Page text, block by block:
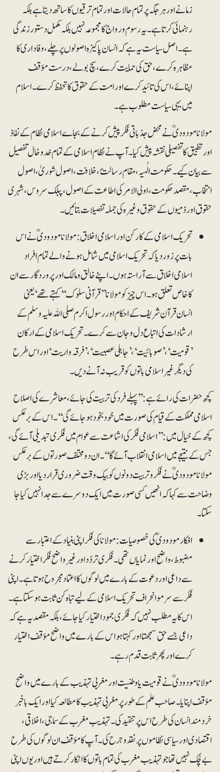
زمانے اور ہر جگہ پر تمام حالات اور تمام ترقیوں کاساتھ دیتا ہے بلکہ
رہنمائی کرتا ہے۔ یہ رسوم و رواج کا مجموعہ نہیں بلکہ مکمل دستور زندگی
ہے۔ اصل سیاست یہ ہے کہ انسان پاکیزہ اصولوں پر چلے، وفاداری کا
مظاہرہ کرے، حق کی حمایت کرے، سچ بولے، درست مؤقف
اپنائے، اس کی تائید کرے اور امت کے حقوق کا تحفظ کرے۔ اسلام
میں یہی سیاست مطلوب ہے۔
مولانا مودودیؒ نے محض جذباتی فکر پیش کرنے کے بجاے اسلامی نظام کے نفاذ
اور تطبیق کا تفصیلی نقشہ پیش کیا۔ آپ نے نظام اسلامی کے تمام خدوخال تفصیل
سے بیان کیے۔ حکومت الٰہیہ، مقام رسالتؐ، خلافت، اصول شوریٰ، اصول
انتخاب، مقصد حکومت، اولی الامر کی اطاعت کے اصول، پبلک سروس، شہری
حقوق اور ذمیوں کے حقوق وغیرہ کی جملہ تفصیلات بتائیں۔
تحریک اسلامی کے کارکن اور اسلامی اخلاق: مولانا مودودیؒ نے اس
بات پر زور دیا کہ تحریک اسلامی میں شامل ہونے والے تمام افراد
اسلامی اخلاق سے آراستہ ہوں۔ اپنے خالق و مالک اور پروردگار سے ان
کا خاص تعلق ہو۔ اس چیز کو مولانا ’’قرآنی سلوک‘‘ کہتے تھے‘ یعنی
انسان قرآن شریف کے احکام اور رسول اکرم صلی اﷲ علیہ و سلم کے
ارشادات کی اتباع دل و جان سے کرے۔ تحریک اسلامی کے ارکان
’قومیت‘، ’صوبائیت‘، ’جاہلی عصبیت‘، ’فرقہ واریت‘ اور اس طرح
کی دیگر غیر اسلامی باتوں کو قریب نہ آنے دیں۔
کچھ حضرات کی رائے ہے: ’’پہلے فرد کی تربیت کی جائے، معاشرے کی اصلاح
اسلامی مملکت کے قیام کی صور ت میں خود بخود ہو جائے گی‘‘۔ اس کے برعکس
کچھ کے خیال میں: ’’اسلامی فکر کی اشاعت سے عوام میں فکری تبدیلی آئے گی،
جس کے نتیجے میں اسلامی انقلاب آئے گا‘‘۔ ان دو مختلف صورتوں کے برعکس
مولانا مودودیؒ نے فکر و تربیت دونوں کو بیک وقت ضروری قرار دیا اور بڑی
وضاحت سے کہا کہ انھیں کسی صورت میں ایک دوسرے سے جدا نہیں کیا جا
سکتا۔
افکار مودودیؒ کی خصوصیات: مولانا کی فکر اپنی بنیاد کے اعتبار سے
مضبوط، واضح اور نمایاں تھی۔ فکری تردّد اور غیر واضح فکر اختیار کرنے
سے داعی اور دعوت کے بارے میں لوگوں کا اعتماد مجروح ہوتا ہے۔ اپنی
فکر سے سرمو انحراف تحریک اسلامی کے لیے تباہ کن ثابت ہو سکتا ہے۔
اس کا یہ مطلب نہیں کہ فکری جمود اختیار کیا جائے، بلکہ مقصد یہ ہے کہ
داعی جسے حق سمجھتا اور کہتا ہو اس کے بارے میں واضح مؤقف اختیار
کرے اور پھر ثابت قدم رہے۔
مولانا مودودیؒ نے قومیت یا وطنیت اور مغربی تہذیب کے بارے میں واضح
مؤقف اپنایا۔ صاحب علم کے طور پر مغربی تہذیب کا مطالعہ کیا اور ایک باخبر
خردمند انسان کی طرح اس پر تنقید کی۔ تہذیب مغرب کے سماجی، اخلاقی،
اقتصادی اور سیاسی نظاموں پر نقد و جرح کی۔ آپ کا مؤقف ان لوگوں کی طرح
بے لچک نہیں تھا جو تہذیب مغرب کی تمام باتوں کا انکار کرتے ہیں اور یوں اپنی